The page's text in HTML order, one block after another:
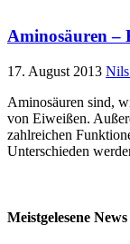
Aminosäuren –
17. August 2013 Nils
Aminosäuren sind,
von Eiweißen.
zahlreichen
Unterschieden
Meistgelesene News